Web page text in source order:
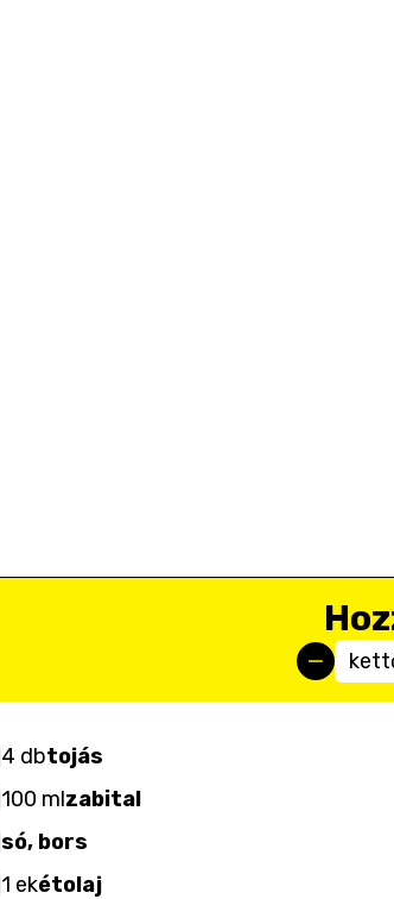
4 dbtojás
100 mlzabital
só, bors
1 ekétolaj